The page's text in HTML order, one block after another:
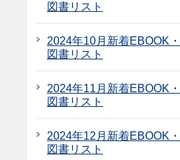
図書リスト
2024年10月新着EBOOK・
図書リスト
2024年11月新着EBOOK・
図書リスト
2024年12月新着EBOOK・
図書リスト